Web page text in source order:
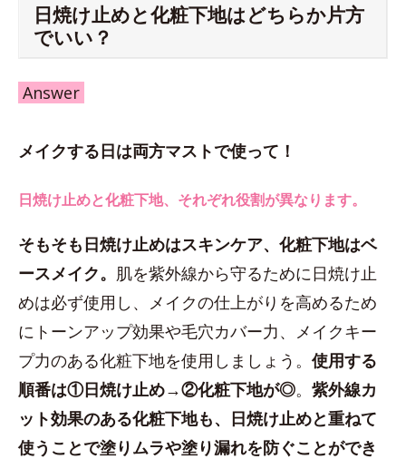
日焼け止めと化粧下地はどちらか片方
でいい？
Answer
メイクする日は両方マストで使って！
日焼け止めと化粧下地、それぞれ役割が異なります。
そもそも日焼け止めはスキンケア、化粧下地はベ
ースメイク。 肌を紫外線から守るために日焼け止
めは必ず使用し、メイクの仕上がりを高めるため
にトーンアップ効果や毛穴カバー力、メイクキー
プ力のある化粧下地を使用しましょう。 使用する
順番は①日焼け止め→②化粧下地が◎。 紫外線カ
ット効果のある化粧下地も、日焼け止めと重ねて
使うことで塗りムラや塗り漏れを防ぐことができ